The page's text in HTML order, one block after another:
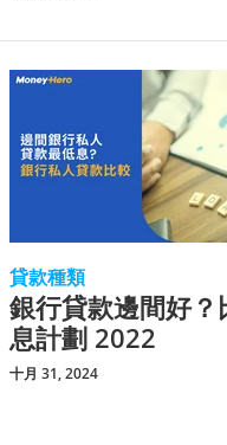
貸款種類
銀行貸款邊間好
息計劃 2022
十月 31, 2024